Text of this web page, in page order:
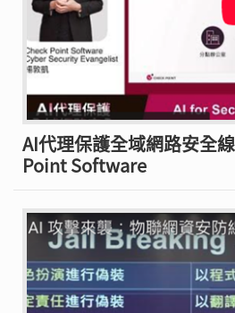
AI代理保護全域網路安全
Point Software